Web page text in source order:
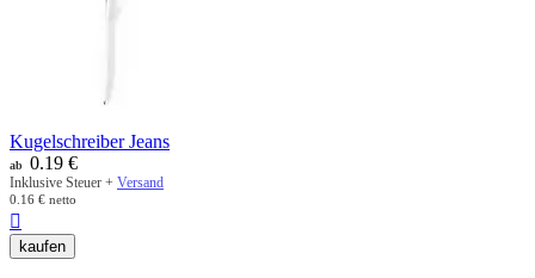
Kugelschreiber Jeans
ab 0.19 €
Inklusive Steuer + Versand
0.16 € netto

kaufen